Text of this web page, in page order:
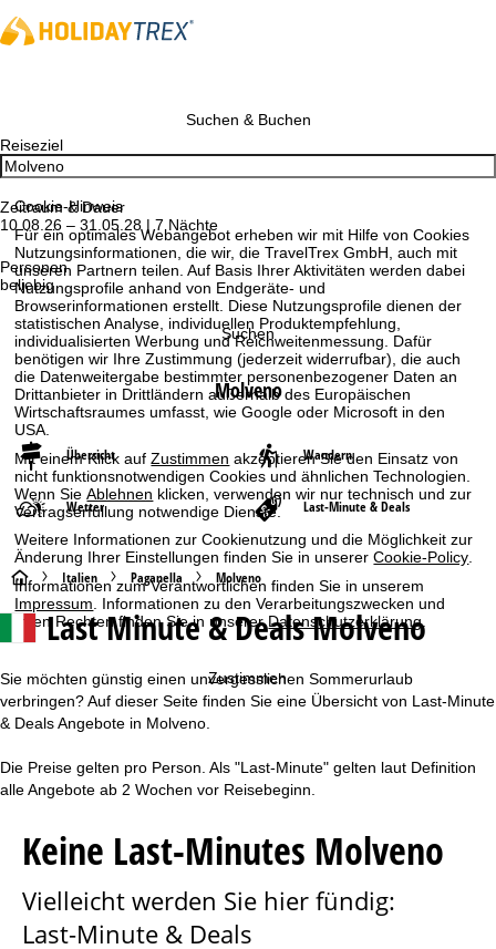
Cookie-Hinweis
Für ein optimales Webangebot erheben wir mit Hilfe von Cookies
Nutzungsinformationen, die wir, die TravelTrex GmbH, auch mit
unseren Partnern teilen. Auf Basis Ihrer Aktivitäten werden dabei
Nutzungsprofile anhand von Endgeräte- und
Browserinformationen erstellt. Diese Nutzungsprofile dienen der
statistischen Analyse, individuellen Produktempfehlung,
individualisierten Werbung und Reichweitenmessung. Dafür
benötigen wir Ihre Zustimmung (jederzeit widerrufbar), die auch
die Datenweitergabe bestimmter personenbezogener Daten an
Drittanbieter in Drittländern außerhalb des Europäischen
Wirtschaftsraumes umfasst, wie Google oder Microsoft in den
USA.
Mit einem Klick aufZustimmen akzeptieren Sie den Einsatz von
nicht funktionsnotwendigen Cookies und ähnlichen Technologien.
Wenn SieAblehnen klicken, verwenden wir nur technisch und zur
Vertragserfüllung notwendige Dienste.
Weitere Informationen zur Cookienutzung und die Möglichkeit zur
Änderung Ihrer Einstellungen finden Sie in unsererCookie-Policy
Informationen zum Verantwortlichen finden Sie in unserem
Impressum . Informationen zu den Verarbeitungszwecken und
Ihren Rechten finden Sie in unsererDatenschutzerklärung.
Zustimmen
Suchen & Buchen
Reiseziel
Zeitraum & Dauer
10.08.26 – 31.05.28 | 7 Nächte
Personen
beliebig
Suchen
Molveno
Übersicht Wandern
Wetter Last-Minute & Deals
S
t
r
e
i
t
Italien Paganella Molveno
Last Minute & Deals Molveno
Sie möchten günstig einen unvergesslichen Sommerurlaub
verbringen? Auf dieser Seite finden Sie eine Übersicht von Last-Minute
& Deals Angebote in Molveno.
Die Preise gelten pro Person. Als "Last-Minute" gelten laut Definition
alle Angebote ab 2 Wochen vor Reisebeginn.
Keine Last-Minutes Molveno
Vielleicht werden Sie hier fündig:
Last-Minute & Deals